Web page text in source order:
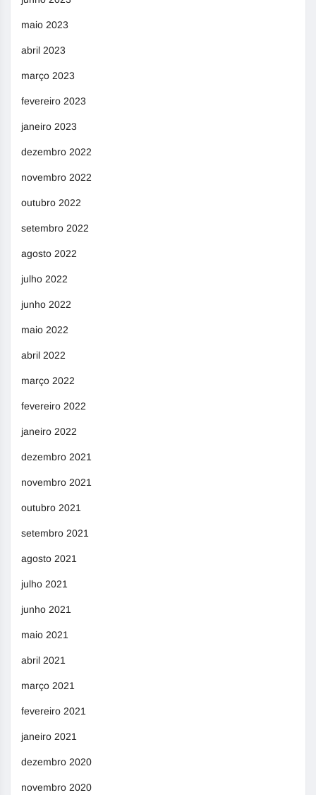
maio 2023
abril 2023
março 2023
fevereiro 2023
janeiro 2023
dezembro 2022
novembro 2022
outubro 2022
setembro 2022
agosto 2022
julho 2022
junho 2022
maio 2022
abril 2022
março 2022
fevereiro 2022
janeiro 2022
dezembro 2021
novembro 2021
outubro 2021
setembro 2021
agosto 2021
julho 2021
junho 2021
maio 2021
abril 2021
março 2021
fevereiro 2021
janeiro 2021
dezembro 2020
novembro 2020